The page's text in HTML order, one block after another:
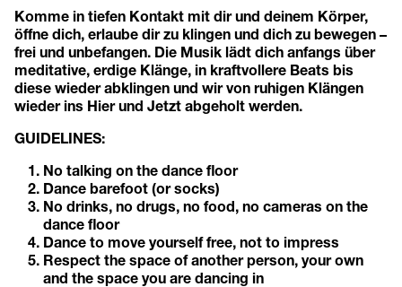
Komme in tiefen Kontakt mit dir und deinem Körper,
öffne dich, erlaube dir zu klingen und dich zu bewegen –
frei und unbefangen. Die Musik lädt dich anfangs über
meditative, erdige Klänge, in kraftvollere Beats bis
diese wieder abklingen und wir von ruhigen Klängen
wieder ins Hier und Jetzt abgeholt werden.
GUIDELINES:
No talking on the dance floor
Dance barefoot (or socks)
No drinks, no drugs, no food, no cameras on the
dance floor
Dance to move yourself free, not to impress
Respect the space of another person, your own
and the space you are dancing in